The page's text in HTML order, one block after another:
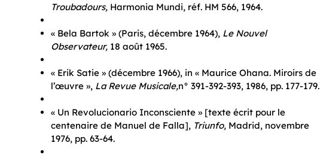
Troubadours, Harmonia Mundi, réf. HM 566, 1964.
« Bela Bartok » (Paris, décembre 1964), Le Nouvel
Observateur, 18 août 1965.
« Erik Satie » (décembre 1966), in « Maurice Ohana. Miroirs de
l’œuvre », La Revue Musicale,n° 391-392-393, 1986, pp. 177-179.
« Un Revolucionario Inconsciente » [texte écrit pour le
centenaire de Manuel de Falla], Triunfo, Madrid, novembre
1976, pp. 63-64.